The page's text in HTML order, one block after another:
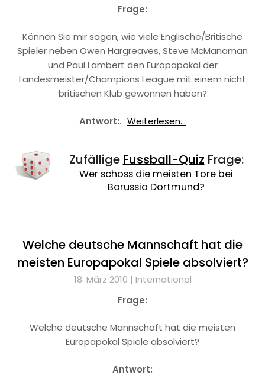
Frage:
Können Sie mir sagen, wie viele Englische/Britische
Spieler neben Owen Hargreaves, Steve McManaman
und Paul Lambert den Europapokal der
Landesmeister/Champions League mit einem nicht
britischen Klub gewonnen haben?
Antwort:… Weiterlesen...
Zufällige Fussball-Quiz Frage:
Wer schoss die meisten Tore bei
Borussia Dortmund?
Welche deutsche Mannschaft hat die
meisten Europapokal Spiele absolviert?
18. März 2010 | International
Frage:
Welche deutsche Mannschaft hat die meisten
Europapokal Spiele absolviert?
Antwort: